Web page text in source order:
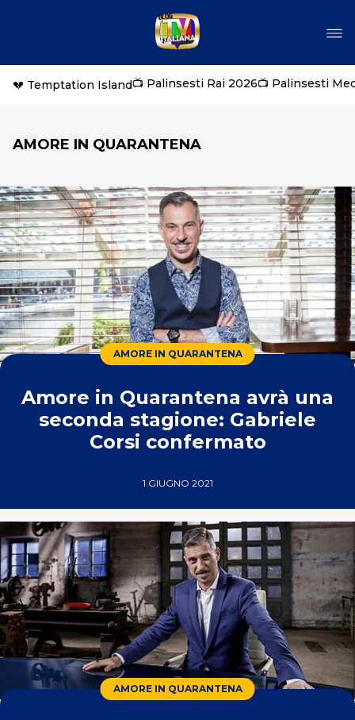
💔 Temptation Island📺 Palinsesti Rai 2026📺 Palinsesti
AMORE IN QUARANTENA
AMORE IN QUARANTENA
Amore in Quarantena avrà una
seconda stagione: Gabriele
Corsi confermato
1 GIUGNO 2021
AMORE IN QUARANTENA